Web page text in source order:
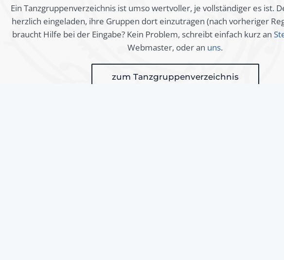
Ein Tanzgruppenverzeichnis ist umso wertvoller, je vollständiger es ist.
herzlich eingeladen, ihre Gruppen dort einzutragen (nach vorheriger
braucht Hilfe bei der Eingabe? Kein Problem, schreibt einfach kurz an
Webmaster, oder an uns.
zum Tanzgruppenverzeichnis